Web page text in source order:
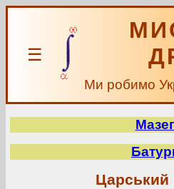
☰
Ми робимо
Царський